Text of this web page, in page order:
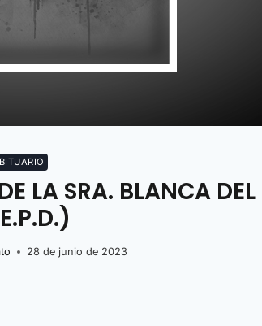
LA SRA. BLANCA
28 de junio de 2023